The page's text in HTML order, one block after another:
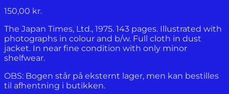
150,00 kr.
The Japan Times, Ltd., 1975. 143 pages. Illustrated with
photographs in colour and b/w. Full cloth in dust
jacket. In near fine condition with only minor
shelfwear.
OBS: Bogen står på eksternt lager, men kan bestilles
til afhentning i butikken.